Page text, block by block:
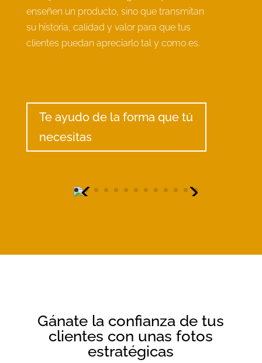
enseñen un producto, sino que transmitan
su historia, calidad y valor para que tus
clientes puedan apreciarlo tal y como es.
Te ayudo de la forma que tú
necesitas
Gánate la confianza de tus
clientes con unas fotos
estratégicas